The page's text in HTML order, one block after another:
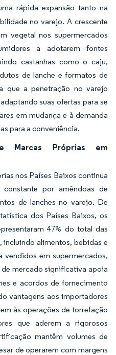
rápida expansão tanto na
no varejo. A crescente
vegetal nos supermercados
a adotarem fontes
castanhas como o caju,
de lanche e formatos de
que a penetração no varejo
suas ofertas para se
em mudança e à demanda
para a conveniência.
Marcas Próprias em
nos Países Baixos continua
por amêndoas de
de lanches no varejo. De
dos Países Baixos, os
47% do total das
incluindo alimentos, bebidas e
em supermercados,
mercado significativa apoia
e acordos de fornecimento
vantagens aos importadores
às operações de torrefação
que aderem a rigorosos
mantêm volumes de
de operarem com margens